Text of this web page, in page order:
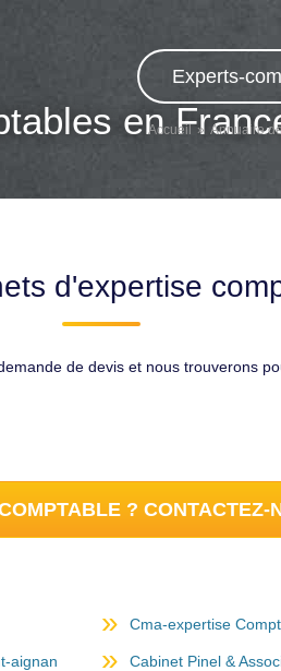
Experts-
Accueil Annuaire
en
d'expertise
de devis et nous trouverons
? CONTACTEZ-
Cma-expertise
aignan Cabinet Pinel &